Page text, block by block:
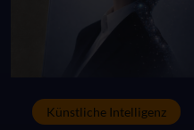
Künstliche Intelligenz